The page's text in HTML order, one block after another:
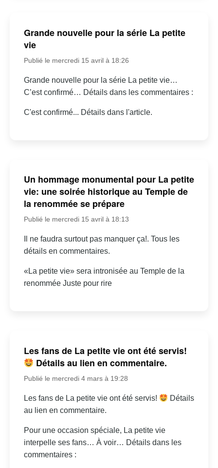
Grande nouvelle pour la série La petite
vie
Publié le mercredi 15 avril à 18:26
Grande nouvelle pour la série La petite vie…
C’est confirmé… Détails dans les commentaires :
C'est confirmé... Détails dans l'article.
Un hommage monumental pour La petite
vie: une soirée historique au Temple de
la renommée se prépare
Publié le mercredi 15 avril à 18:13
Il ne faudra surtout pas manquer ça!. Tous les
détails en commentaires.
«La petite vie» sera intronisée au Temple de la
renommée Juste pour rire
Les fans de La petite vie ont été servis!
Détails au lien en commentaire.
Publié le mercredi 4 mars à 19:28
Les fans de La petite vie ont été servis!
Détails
au lien en commentaire.
Pour une occasion spéciale, La petite vie
interpelle ses fans… À voir… Détails dans les
commentaires :